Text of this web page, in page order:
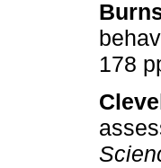
178